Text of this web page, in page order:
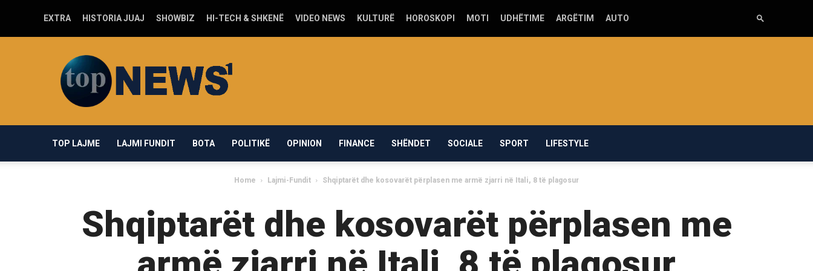
EXTRA HISTORIA JUAJ SHOWBIZ HI-TECH & SHKENË VIDEO NEWS KULTURË HOROSKOPI MOTI UDHËTIME ARGËTIM AUTO
news1.com
TOP LAJME LAJMI FUNDIT BOTA POLITIKË OPINION FINANCE SHËNDET SOCIALE SPORT LIFESTYLE
Home Lajmi-Fundit Shqiptarët dhe kosovarët përplasen me armë zjarri në Itali, 8 të plagosur
Shqiptarët dhe kosovarët përplasen me